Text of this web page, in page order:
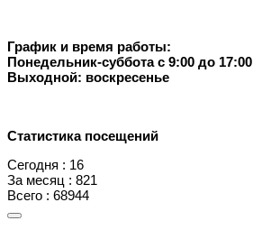
График и время работы:
Понедельник-суббота с 9:00 до 17:00
Выходной: воскресенье
Статистика посещений
Сегодня : 16
За месяц : 821
Всего : 68944